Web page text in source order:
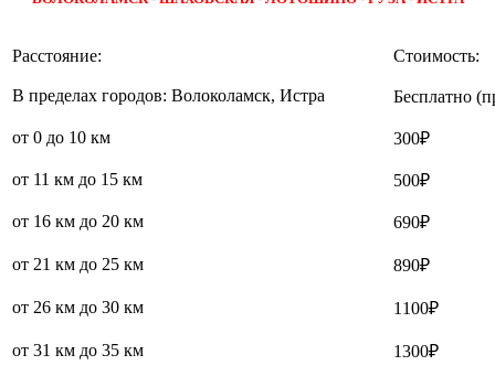
Расстояние: Стоимость:
В пределах городов: Волоколамск, Истра Бесплатно
от 0 до 10 км 300₽
от 11 км до 15 км 500₽
от 16 км до 20 км 690₽
от 21 км до 25 км 890₽
от 26 км до 30 км 1100₽
от 31 км до 35 км 1300₽